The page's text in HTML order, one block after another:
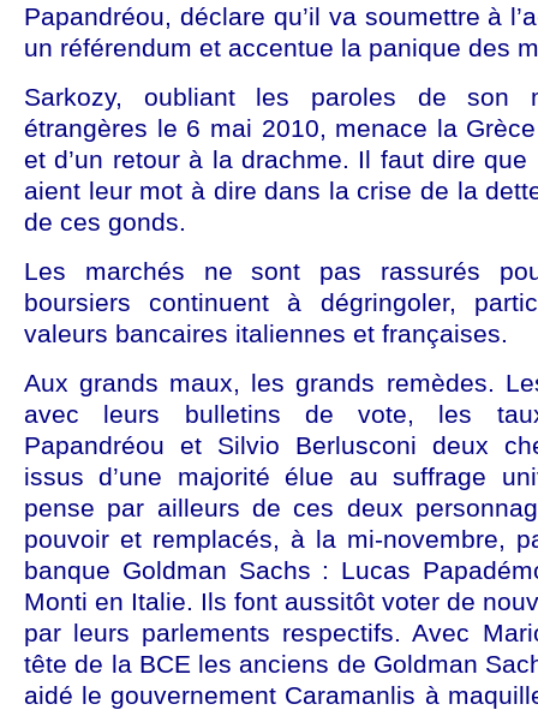
Papandréou, déclare qu’il va soumettre à
un référendum et accentue la panique des
Sarkozy, oubliant les paroles de son
étrangères le 6 mai 2010, menace la Grèce
et d’un retour à la drachme. Il faut dire que
aient leur mot à dire dans la crise de la
de ces gonds.
Les marchés ne sont pas rassurés
boursiers continuent à dégringoler,
valeurs bancaires italiennes et françaises.
Aux grands maux, les grands remèdes.
avec leurs bulletins de vote, les taux
Papandréou et Silvio Berlusconi deux
issus d’une majorité élue au suffrage
pense par ailleurs de ces deux
pouvoir et remplacés, à la mi-novembre,
banque Goldman Sachs : Lucas
Monti en Italie. Ils font aussitôt voter de
par leurs parlements respectifs. Avec
tête de la BCE les anciens de Goldman
aidé le gouvernement Caramanlis à